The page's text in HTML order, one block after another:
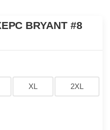
BRYANT #8
XL 2XL